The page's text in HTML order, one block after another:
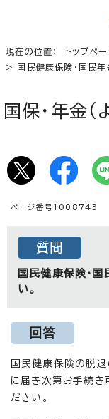
現在の位置： トップペ
> 国民健康保険・国民年
国保・年金（
ページ番号1008743
質問
国民健康保険・
い。
回答
国民健康保険の脱退
に届き次第お手続き
ださい。